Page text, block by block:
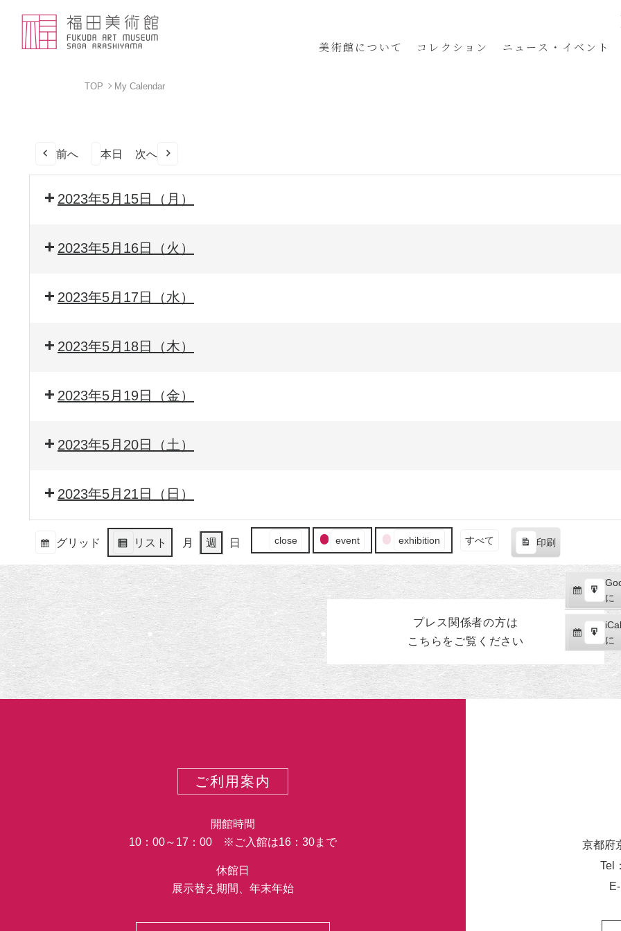
美術館について コレクション ニュース・イベント
TOP My Calendar
前へ 本日 次へ
2023年5月15日（月）
2023年5月16日（火）
2023年5月17日（水）
2023年5月18日（木）
2023年5月19日（金）
2023年5月20日（土）
2023年5月21日（日）
グリッド
表
示
リスト
表
示
月 週 日
ン
ト
の
カ
テ
ゴ
リ
ー
close event exhibition すべて 印刷
示
で
購
読
iCal
で
購
に
エ
ク
ス
ポ
ト
iCal
に
エ
ー
プレス関係者の方は
こちらをご覧ください
ご利用案内
開館時間
10：00～17：00 ※ご入館は16：30まで
休館日
展示替え期間、年末年始
京都府
Tel